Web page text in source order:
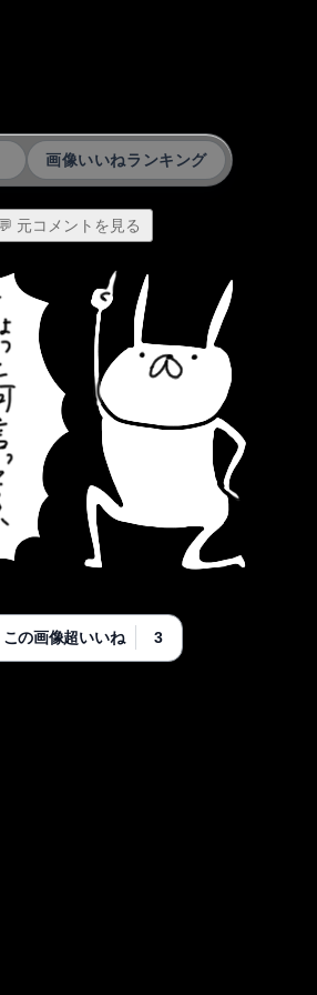
画像いいねランキング
元コメントを見る
この画像超いいね 3